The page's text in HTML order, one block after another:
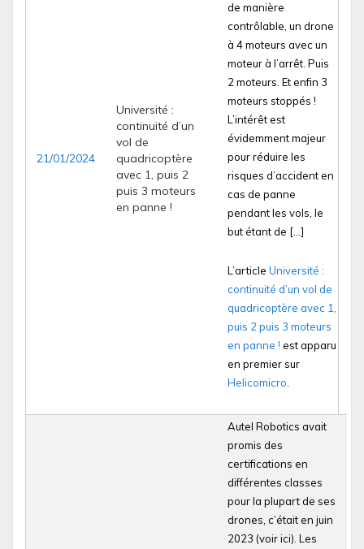
21/01/2024
Université :
continuité d’un
vol de
quadricoptère
avec 1, puis 2
puis 3 moteurs
en panne !
de manière
contrôlable, un drone
à 4 moteurs avec un
moteur à l’arrêt. Puis
2 moteurs. Et enfin 3
moteurs stoppés !
L’intérêt est
évidemment majeur
pour réduire les
risques d’accident en
cas de panne
pendant les vols, le
but étant de […]
L’article Université :
continuité d’un vol de
quadricoptère avec 1,
puis 2 puis 3 moteurs
en panne ! est apparu
en premier sur
Helicomicro
Autel Robotics avait
promis des
certifications en
différentes classes
pour la plupart de ses
drones, c’était en juin
2023 (voir ici). Les